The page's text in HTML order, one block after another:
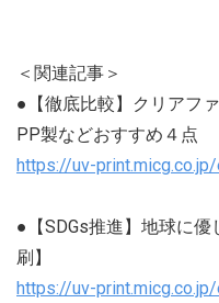
＜関連記事＞
●【徹底比較】クリアフ
PP製などおすすめ４点
https://uv-
●【SDGs推進】地球に優
刷】
https://uv-